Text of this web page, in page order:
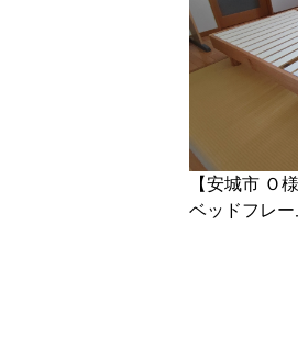
【安城市 Ｏ様
ベッドフレー